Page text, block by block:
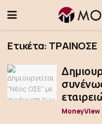
Ετικέτα: ΤΡΑΙΝΟΣΕ
MoneyView